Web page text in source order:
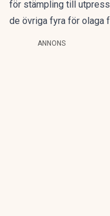
för stämpling till
de övriga fyra för olaga
ANNONS